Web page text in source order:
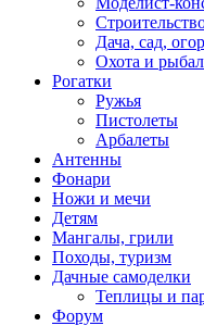
Дача, сад,
Охота и
Рогатки
Ружья
Пистолеты
Арбалеты
Антенны
Фонари
Ножи и мечи
Детям
Мангалы, грили
Походы, туризм
Дачные самоделки
Теплицы и
Форум